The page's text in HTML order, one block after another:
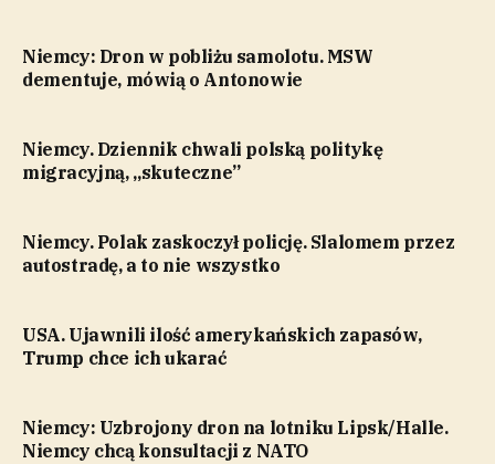
Niemcy: Dron w pobliżu samolotu. MSW
dementuje, mówią o Antonowie
Niemcy. Dziennik chwali polską politykę
migracyjną, „skuteczne”
Niemcy. Polak zaskoczył policję. Slalomem przez
autostradę, a to nie wszystko
USA. Ujawnili ilość amerykańskich zapasów,
Trump chce ich ukarać
Niemcy: Uzbrojony dron na lotniku Lipsk/Halle.
Niemcy chcą konsultacji z NATO